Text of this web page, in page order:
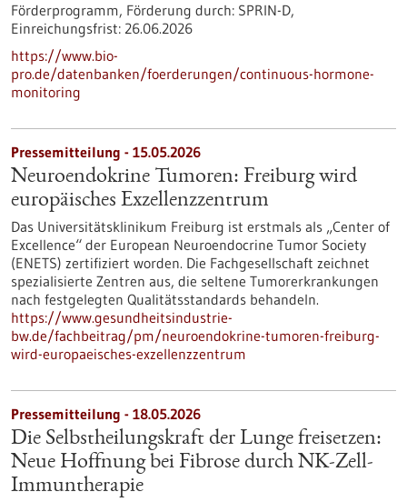
Förderprogramm, Förderung durch: SPRIN-D,
Einreichungsfrist: 26.06.2026
https://www.bio-
pro.de/datenbanken/foerderungen/continuous-hormone-
monitoring
Pressemitteilung - 15.05.2026
Neuroendokrine Tumoren: Freiburg wird
europäisches Exzellenzzentrum
Das Universitätsklinikum Freiburg ist erstmals als „Center of
Excellence“ der European Neuroendocrine Tumor Society
(ENETS) zertifiziert worden. Die Fachgesellschaft zeichnet
spezialisierte Zentren aus, die seltene Tumorerkrankungen
nach festgelegten Qualitätsstandards behandeln.
https://www.gesundheitsindustrie-
bw.de/fachbeitrag/pm/neuroendokrine-tumoren-freiburg-
wird-europaeisches-exzellenzzentrum
Pressemitteilung - 18.05.2026
Die Selbstheilungskraft der Lunge freisetzen:
Neue Hoffnung bei Fibrose durch NK-Zell-
Immuntherapie